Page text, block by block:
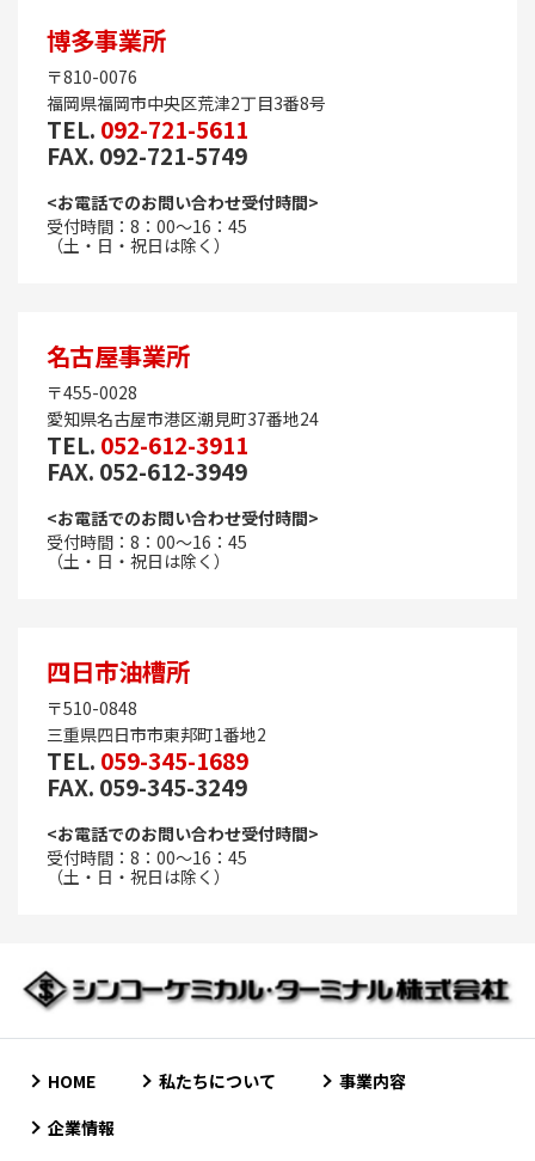
博多事業所
〒810-0076
福岡県福岡市中央区荒津2丁目3番8号
TEL. 092-721-5611
FAX. 092-721-5749
<お電話でのお問い合わせ受付時間>
受付時間：8：00～16：45
（土・日・祝日は除く）
名古屋事業所
〒455-0028
愛知県名古屋市港区潮見町37番地24
TEL. 052-612-3911
FAX. 052-612-3949
<お電話でのお問い合わせ受付時間>
受付時間：8：00～16：45
（土・日・祝日は除く）
四日市油槽所
〒510-0848
三重県四日市市東邦町1番地2
TEL. 059-345-1689
FAX. 059-345-3249
<お電話でのお問い合わせ受付時間>
受付時間：8：00～16：45
（土・日・祝日は除く）
HOME 私たちについて
事業内容
企業情報